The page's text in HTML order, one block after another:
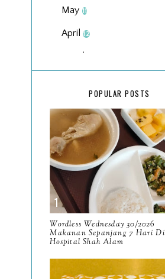
May 11
April12
March
2025134
December15
November
October 13
September
August8
POPULAR POSTS
Wordless Wednesday 30/2026
Makanan Sepanjang 7 Hari Di
Hospital Shah Alam